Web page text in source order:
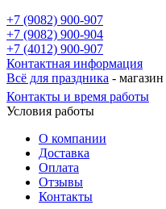
+7 (9082) 900-907
+7 (9082) 900-904
+7 (4012) 900-907
Контактная информация
Всё для праздника - магазин
Контакты и время работы
Условия работы
О компании
Доставка
Оплата
Отзывы
Контакты